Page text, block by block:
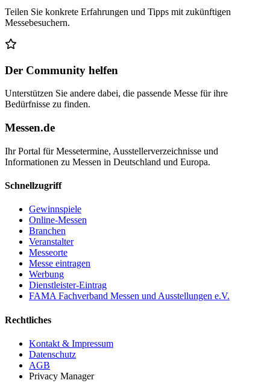
Teilen Sie konkrete Erfahrungen und Tipps mit zukünftigen
Messebesuchern.
Der Community helfen
Unterstützen Sie andere dabei, die passende Messe für ihre
Bedürfnisse zu finden.
Messen.de
Ihr Portal für Messetermine, Ausstellerverzeichnisse und
Informationen zu Messen in Deutschland und Europa.
Schnellzugriff
Gewinnspiele
Online-Messen
Branchen
Veranstalter
Messeorte
Messe eintragen
Werbung
Dienstleister-Eintrag
FAMA Fachverband Messen und Ausstellungen e.V.
Rechtliches
Kontakt & Impressum
Datenschutz
AGB
Privacy Manager